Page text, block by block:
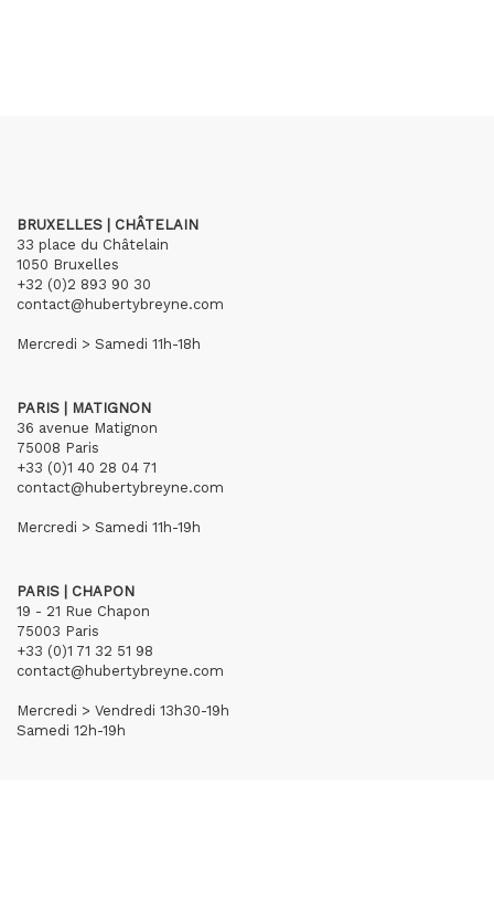
BRUXELLES | CHÂTELAIN
33 place du Châtelain
1050 Bruxelles
+32 (0)2 893 90 30
contact@hubertybreyne.com
Mercredi > Samedi 11h-18h
PARIS | MATIGNON
36 avenue Matignon
75008 Paris
+33 (0)1 40 28 04 71
contact@hubertybreyne.com
Mercredi > Samedi 11h-19h
PARIS | CHAPON
19 - 21 Rue Chapon
75003 Paris
+33 (0)1 71 32 51 98
contact@hubertybreyne.com
Mercredi > Vendredi 13h30-19h
Samedi 12h-19h